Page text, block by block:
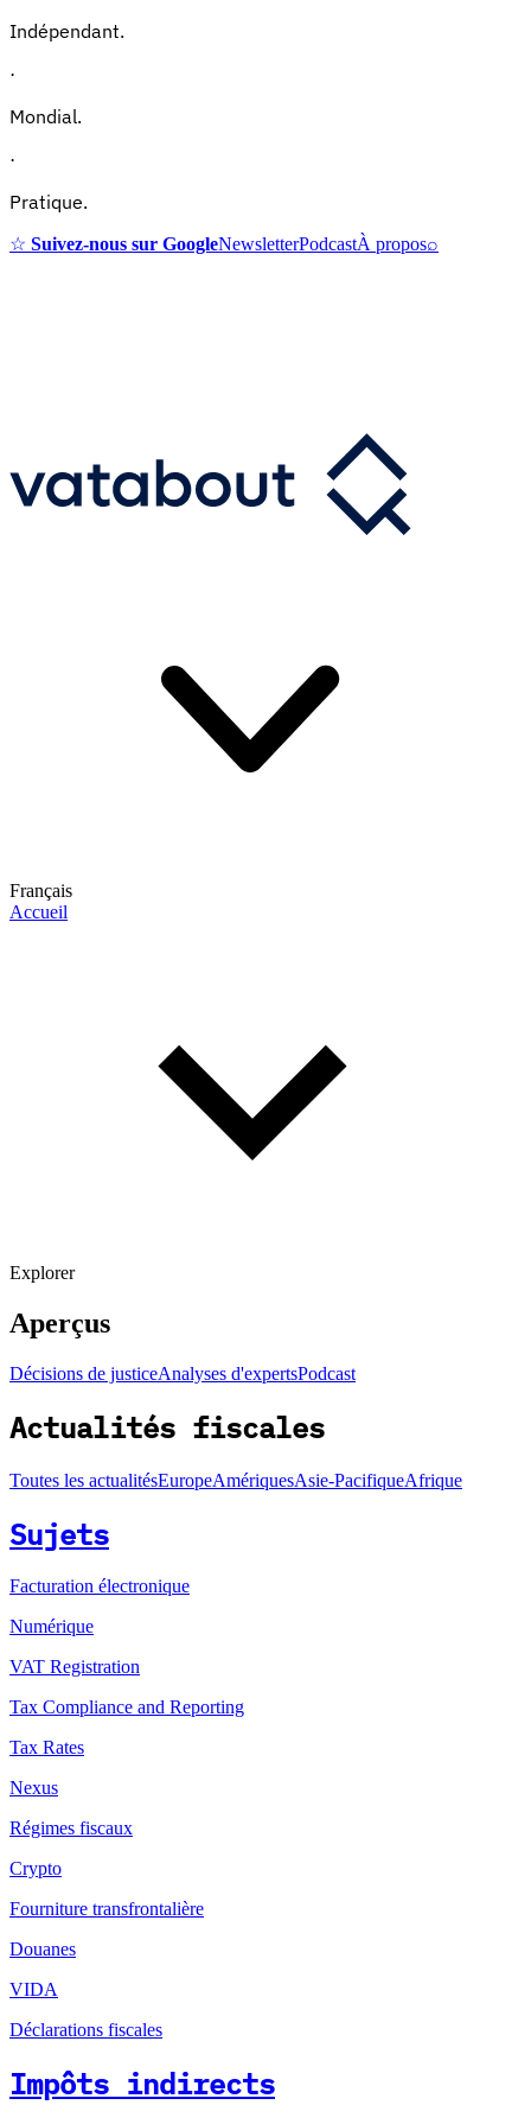
Indépendant.
·
Mondial.
·
Pratique.
☆ Suivez-nous sur GoogleNewsletterPodcastÀ propos⌕
Français
Accueil
Explorer
Aperçus
Décisions de justiceAnalyses d'expertsPodcast
Actualités fiscales
Toutes les actualitésEuropeAmériquesAsie-PacifiqueAfrique
Sujets
Facturation électronique
Numérique
VAT Registration
Tax Compliance and Reporting
Tax Rates
Nexus
Régimes fiscaux
Crypto
Fourniture transfrontalière
Douanes
VIDA
Déclarations fiscales
Impôts indirects